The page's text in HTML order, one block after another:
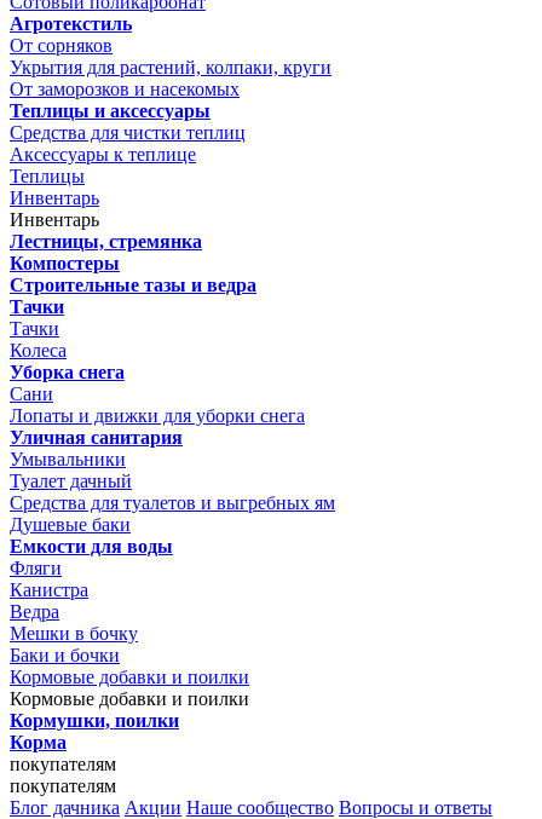
Агротекстиль
От сорняков
Укрытия для растений, колпаки, круги
От заморозков и насекомых
Теплицы и аксессуары
Средства для чистки теплиц
Аксессуары к теплице
Теплицы
Инвентарь
Инвентарь
Лестницы, стремянка
Компостеры
Строительные тазы и ведра
Тачки
Тачки
Колеса
Уборка снега
Сани
Лопаты и движки для уборки снега
Уличная санитария
Умывальники
Туалет дачный
Средства для туалетов и выгребных ям
Душевые баки
Емкости для воды
Фляги
Канистра
Ведра
Мешки в бочку
Баки и бочки
Кормовые добавки и поилки
Кормовые добавки и поилки
Кормушки, поилки
Корма
покупателям
покупателям
Блог дачника Акции Наше сообщество Вопросы и ответы